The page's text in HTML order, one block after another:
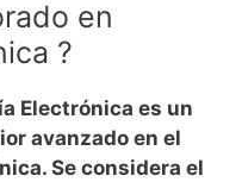
en
?
Electrónica es un
avanzado en el
Se considera el